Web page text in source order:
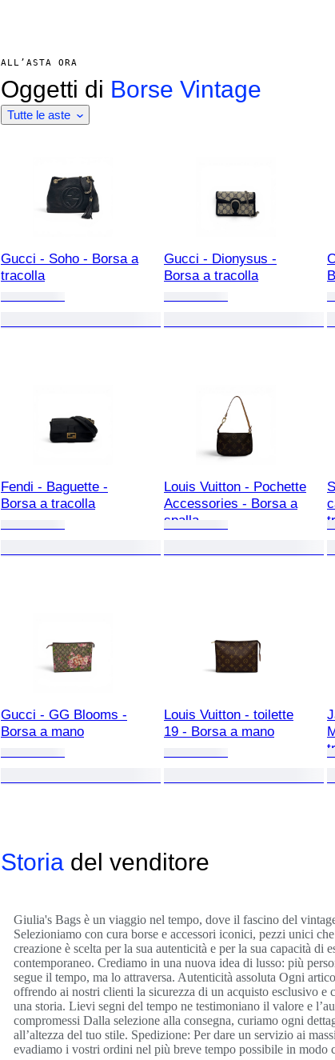
ALL’ASTA ORA
Oggetti di Borse Vintage
Tutte le aste
Gucci - Soho - Borsa a
tracolla
Gucci - Dionysus -
Borsa a tracolla
Fendi - Baguette -
Borsa a tracolla
Louis Vuitton - Pochette
Accessories - Borsa a
spalla
Gucci - GG Blooms -
Borsa a mano
Louis Vuitton - toilette
19 - Borsa a mano
Storia del venditore
Giulia's Bags è un viaggio nel tempo, dove il fascino del
Selezioniamo con cura borse e accessori iconici, pezzi unici
creazione è scelta per la sua autenticità e per la sua capacità di
contemporaneo. Crediamo in una nuova idea di lusso: più
segue il tempo, ma lo attraversa. Autenticità assoluta Ogni
offrendo ai nostri clienti la sicurezza di un acquisto esclusivo
una storia. Lievi segni del tempo ne testimoniano il valore e
compromessi Dalla selezione alla consegna, curiamo ogni
all’altezza del tuo stile. Spedizione: Per dare un servizio ai
evadiamo i vostri ordini nel più breve tempo possibile in